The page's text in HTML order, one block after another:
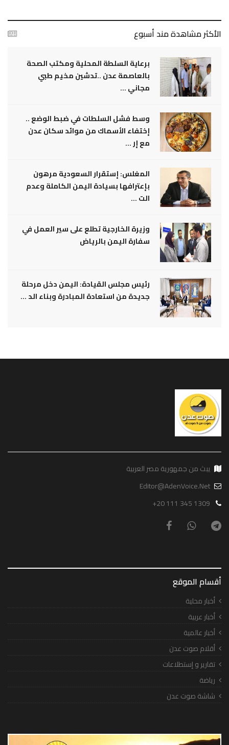
الأكثر مشاهدة مند أسبوع
برعاية السلطة المحلية ومكتب الصحة
بالعاصمة عدن ..تدشين مخيم طبي
مجاني ...
وسط فشل السلطات في ضبط الوضع ..
إختفاء الأسماك من موائد سكان عدن
مع إر ...
المغلس: إستقرار السعودية مرهون
بإعترافها بسيادة اليمن الكاملة وعدم
الت ...
وزيرة الخارجية تطلع على سير العمل في
سفارة اليمن بالرياض
رئيس مجلس القيادة: اليمن دخل مرحلة
جديدة من استعادة المبادرة وبناء الد ...
يبث من جمهورية مصر العربية
Editor@AdenVoice.Net
+20 111 345 1309
أقسام الموقع
أخبار محلية
أخبار عربية
أخبار عالمية
أقلام صوت عدن
تقارير و إستطلاعات
رياضة
شاشة صوت عدن